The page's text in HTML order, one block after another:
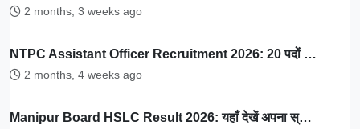
2 months, 3 weeks ago
NTPC Assistant Officer Recruitment 2026: 20 पदों …
2 months, 4 weeks ago
Manipur Board HSLC Result 2026: यहाँ देखें अपना स्…